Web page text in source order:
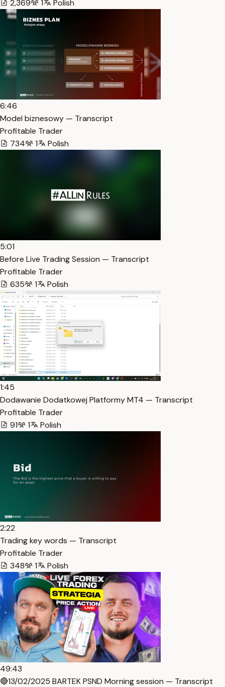
2,369 1 Polish
6:46
Model biznesowy — Transcript
Profitable Trader
734
1 Polish
5:01
Before Live Trading Session — Transcript
Profitable Trader
635
1 Polish
1:45
Dodawanie Dodatkowej Platformy MT4 — Transcript
Profitable Trader
91
1 Polish
2:22
Trading key words — Transcript
Profitable Trader
348
1 Polish
49:43
🔴13/02/2025 BARTEK PSND Morning session — Transcript